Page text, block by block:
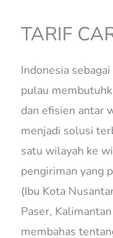
TARIF
Indonesia
pulau
dan efisien antar
menjadi solusi
satu wilayah ke
pengiriman yang
(Ibu Kota
Paser,
membahas